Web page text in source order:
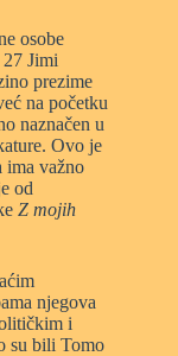
osobe
Jimi
prezime
na početku
naznačen u
Ovo je
ima važno
od
Z mojih
njegova
i
su bili Tomo